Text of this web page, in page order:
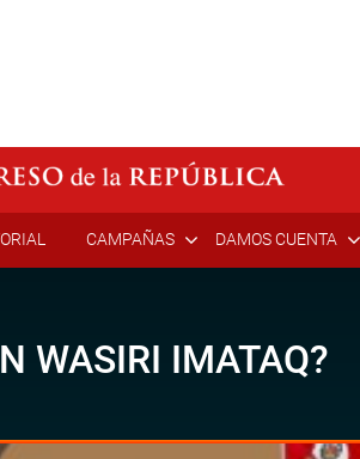
CAMPAÑAS DAMOS CUENTA
WASIRI IMATAQ?